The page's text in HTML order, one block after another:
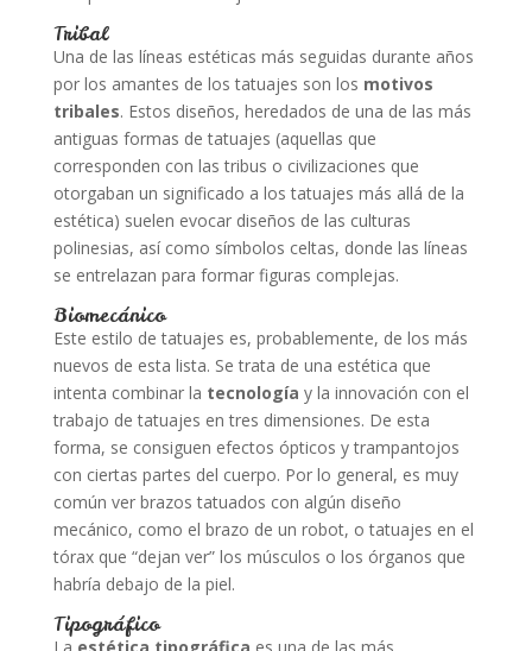
Tribal
Una de las líneas estéticas más seguidas durante años
por los amantes de los tatuajes son los motivos
tribales. Estos diseños, heredados de una de las más
antiguas formas de tatuajes (aquellas que
corresponden con las tribus o civilizaciones que
otorgaban un significado a los tatuajes más allá de la
estética) suelen evocar diseños de las culturas
polinesias, así como símbolos celtas, donde las líneas
se entrelazan para formar figuras complejas.
Biomecánico
Este estilo de tatuajes es, probablemente, de los más
nuevos de esta lista. Se trata de una estética que
intenta combinar la tecnología y la innovación con el
trabajo de tatuajes en tres dimensiones. De esta
forma, se consiguen efectos ópticos y trampantojos
con ciertas partes del cuerpo. Por lo general, es muy
común ver brazos tatuados con algún diseño
mecánico, como el brazo de un robot, o tatuajes en el
tórax que “dejan ver” los músculos o los órganos que
habría debajo de la piel.
Tipográfico